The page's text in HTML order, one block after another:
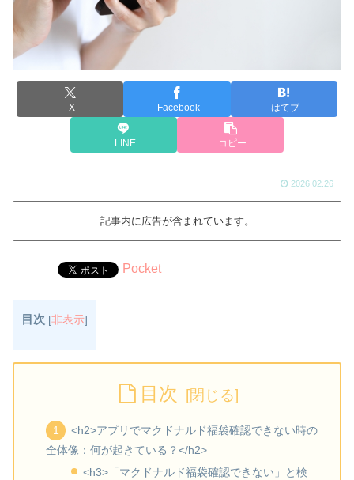
X Facebook はてブ
LINE コピー
2026.02.26
記事内に広告が含まれています。
Pocket
目次 [非表示]
目次
<h2>アプリでマクドナルド福袋確認できない時の
全体像：何が起きている？</h2>
<h3>「マクドナルド福袋確認できない」と検